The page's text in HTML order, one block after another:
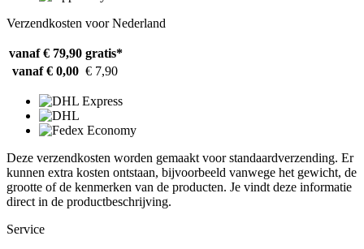
Verzendkosten voor Nederland
vanaf € 79,90 gratis*
vanaf € 0,00 € 7,90
Deze verzendkosten worden gemaakt voor standaardverzending. Er
kunnen extra kosten ontstaan, bijvoorbeeld vanwege het gewicht, de
grootte of de kenmerken van de producten. Je vindt deze informatie
direct in de productbeschrijving.
Service